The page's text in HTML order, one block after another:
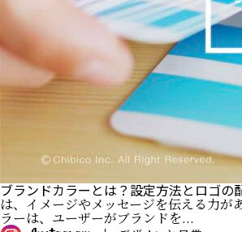
ブランドカラーとは？設定方法とロゴの
は、イメージやメッセージを伝える力が
ラーは、ユーザーがブランドを...